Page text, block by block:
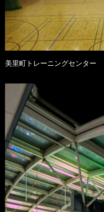
美里町トレーニングセンター